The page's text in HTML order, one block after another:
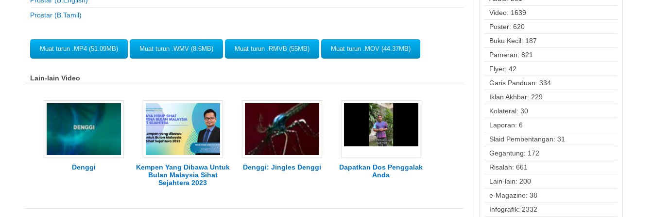
Prostar (B.Tamil)
Muat turun .MP4 (51.09MB) Muat turun .WMV (8.6MB) Muat turun .RMVB (55MB) Muat turun .MOV (44.37MB)
Lain-lain Video
Denggi
Kempen Yang Dibawa Untuk
Bulan Malaysia Sihat
Sejahtera 2023
Denggi: Jingles Denggi
Dapatkan Dos Penggalak
Anda
Video: 1639
Poster: 620
Buku Kecil: 187
Pameran: 821
Flyer: 42
Garis Panduan: 334
Iklan Akhbar: 229
Kolateral: 30
Laporan: 6
Slaid Pembentangan: 31
Gegantung: 172
Risalah: 661
Lain-lain: 200
e-Magazine: 38
Infografik: 2332